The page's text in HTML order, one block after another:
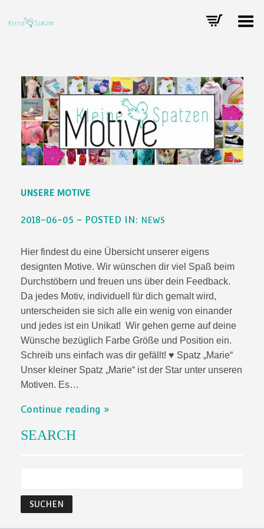
Toggle Menu
UNSERE MOTIVE
2018-06-05 – POSTED IN: NEWS
Hier findest du eine Übersicht unserer eigens
designten Motive. Wir wünschen dir viel Spaß beim
Durchstöbern und freuen uns über dein Feedback.
Da jedes Motiv, individuell für dich gemalt wird,
unterscheiden sie sich alle ein wenig von einander
und jedes ist ein Unikat! Wir gehen gerne auf deine
Wünsche bezüglich Farbe Größe und Position ein.
Schreib uns einfach was dir gefällt! ♥ Spatz „Marie“
Unser kleiner Spatz „Marie“ ist der Star unter unseren
Motiven. Es…
Continue reading
SEARCH